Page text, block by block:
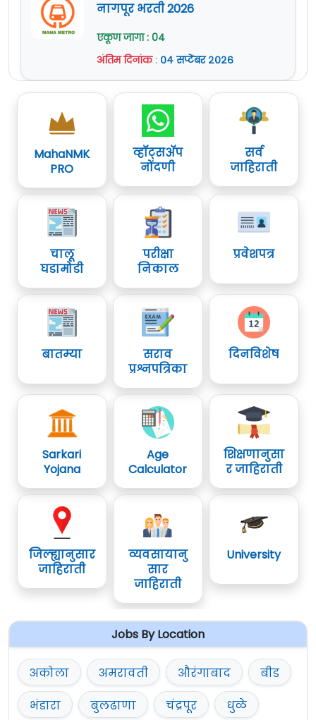
नागपूर भरती 2026
एकूण जागा : 04
अंतिम दिनांक: ०४ सप्टेंबर २०२६
MahaNMK
PRO
व्हॉट्सॲप
नोंदणी
सर्व
जाहिराती
चालू
घडामोडी
परीक्षा
निकाल
प्रवेशपत्र
बातम्या
सराव
प्रश्नपत्रिका
दिनविशेष
Sarkari
Yojana
Age
Calculator
शिक्षणानुसा
र जाहिराती
जिल्ह्यानुसार
जाहिराती
व्यवसायानु
सार
जाहिराती
University
Jobs By Location
अकोला अमरावती औरंगाबाद
बीड
भंडारा
बुलढाणा चंद्रपूर
धुळे